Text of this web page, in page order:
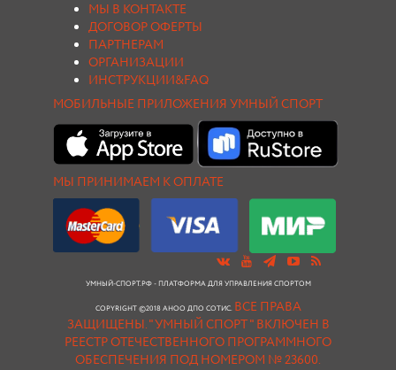
МЫ В КОНТАКТЕ
ДОГОВОР ОФЕРТЫ
ПАРТНЕРАМ
ОРГАНИЗАЦИИ
ИНСТРУКЦИИ&FAQ
МОБИЛЬНЫЕ ПРИЛОЖЕНИЯ УМНЫЙ СПОРТ
МЫ ПРИНИМАЕМ К ОПЛАТЕ
УМНЫЙ-СПОРТ.РФ - ПЛАТФОРМА ДЛЯ УПРАВЛЕНИЯ СПОРТОМ
COPYRIGHT ©2018 АНОО ДПО СОТИС. ВСЕ ПРАВА
ЗАЩИЩЕНЫ."УМНЫЙ СПОРТ " ВКЛЮЧЕН В
РЕЕСТР ОТЕЧЕСТВЕННОГО ПРОГРАММНОГО
ОБЕСПЕЧЕНИЯ ПОД НОМЕРОМ № 23600.